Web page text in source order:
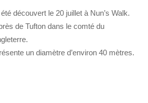
découvert le 20 juillet à Nun’s Walk.
de Tufton dans le comté du
un diamètre d’environ 40 mètres.